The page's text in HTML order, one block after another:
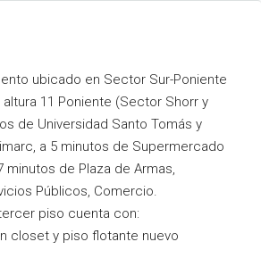
ubicado en Sector Sur-Poniente
11 Poniente (Sector Shorr y
de Universidad Santo Tomás y
a 5 minutos de Supermercado
minutos de Plaza de Armas,
Públicos, Comercio.
piso cuenta con:
closet y piso flotante nuevo